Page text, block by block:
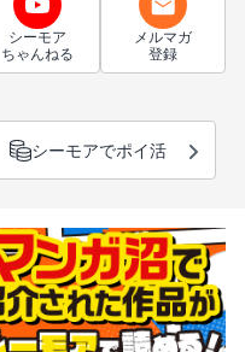
シーモア
ちゃんねる
メルマガ
登録
シーモアでポイ活